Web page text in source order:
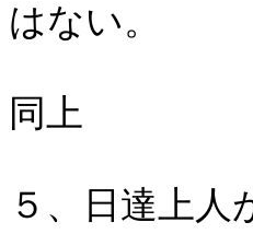
はない。
同上
５、日達上